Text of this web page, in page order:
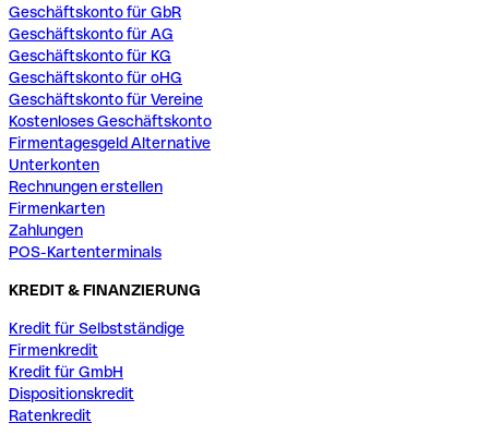
Geschäftskonto für GbR
Geschäftskonto für AG
Geschäftskonto für KG
Geschäftskonto für oHG
Geschäftskonto für Vereine
Kostenloses Geschäftskonto
Firmentagesgeld Alternative
Unterkonten
Rechnungen erstellen
Firmenkarten
Zahlungen
POS-Kartenterminals
KREDIT & FINANZIERUNG
Kredit für Selbstständige
Firmenkredit
Kredit für GmbH
Dispositionskredit
Ratenkredit